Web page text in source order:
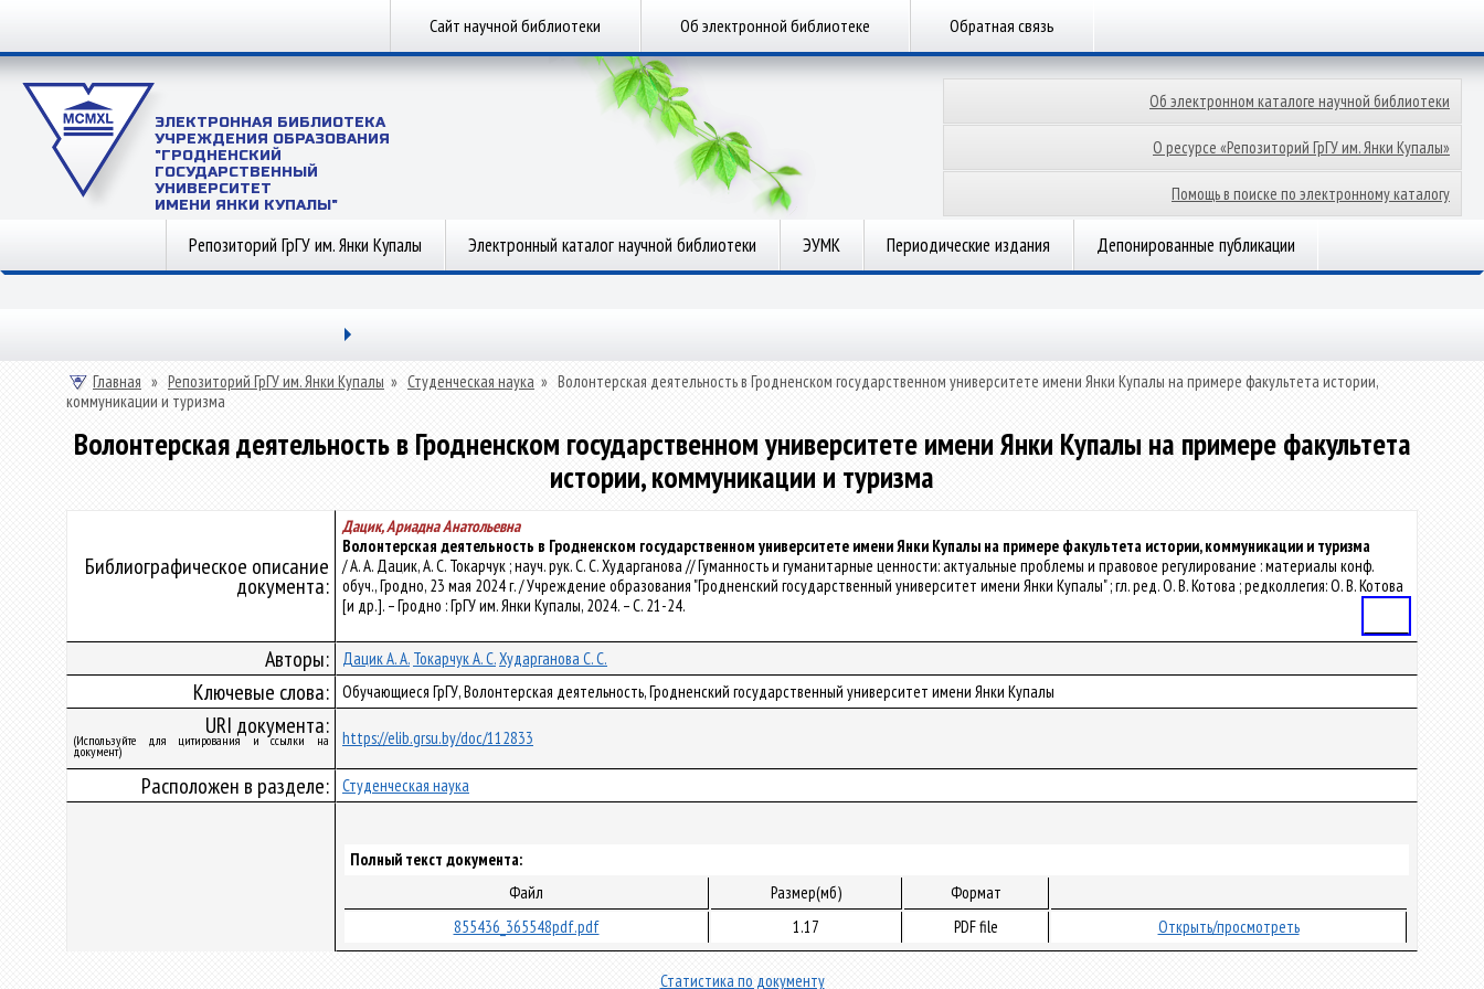
Сайт научной библиотеки Об электронной библиотеке Обратная связь
ЭЛЕКТРОННАЯ БИБЛИОТЕКА
УЧРЕЖДЕНИЯ ОБРАЗОВАНИЯ
"ГРОДНЕНСКИЙ
ГОСУДАРСТВЕННЫЙ
УНИВЕРСИТЕТ
ИМЕНИ ЯНКИ КУПАЛЫ"
Об электронном каталоге научной библиотеки
О ресурсе «Репозиторий ГрГУ им. Янки Купалы»
Помощь в поиске по электронному каталогу
Репозиторий ГрГУ им. Янки Купалы Электронный каталог научной библиотеки ЭУМК Периодические издания Депонированные публикации
Главная » Репозиторий ГрГУ им. Янки Купалы » Студенческая наука » Волонтерская деятельность в Гродненском государственном университете имени Янки Купалы на примере факультета истории,
коммуникации и туризма
Волонтерская деятельность в Гродненском государственном университете имени Янки Купалы на примере факультета
истории, коммуникации и туризма
Библиографическое описание
документа:
Дацик, Ариадна Анатольевна
Волонтерская деятельность в Гродненском государственном университете имени Янки Купалы на примере факультета истории, коммуникации и туризма
/ А. А. Дацик, А. С. Токарчук ; науч. рук. С. С. Хударганова // Гуманность и гуманитарные ценности: актуальные проблемы и правовое регулирование : материалы конф.
обуч., Гродно, 23 мая 2024 г. / Учреждение образования "Гродненский государственный университет имени Янки Купалы" ; гл. ред. О. В. Котова ; редколлегия: О. В. Котова
[и др.]. – Гродно : ГрГУ им. Янки Купалы, 2024. – С. 21-24.
Авторы: Дацик А. А. Токарчук А. С.Хударганова С. С.
Ключевые слова: Обучающиеся ГрГУ, Волонтерская деятельность, Гродненский государственный университет имени Янки Купалы
URI документа:
(Используйте для цитирования и ссылки на
документ)
https://elib.grsu.by/doc/112833
Расположен в разделе: Студенческая наука
Полный текст документа:
Файл
Размер(мб)
Формат
855436_365548pdf.pdf
1.17 PDF file Открыть/просмотреть
Статистика по документу